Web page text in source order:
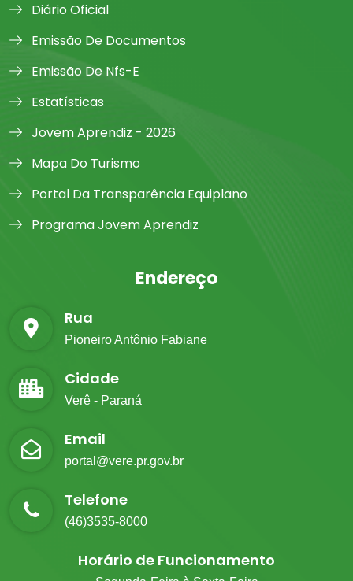
Diário Oficial
Emissão De Documentos
Emissão De Nfs-E
Estatísticas
Jovem Aprendiz - 2026
Mapa Do Turismo
Portal Da Transparência Equiplano
Programa Jovem Aprendiz
Endereço
Rua
Pioneiro Antônio Fabiane
Cidade
Verê - Paraná
Email
portal@vere.pr.gov.br
Telefone
(46)3535-8000
Horário de Funcionamento